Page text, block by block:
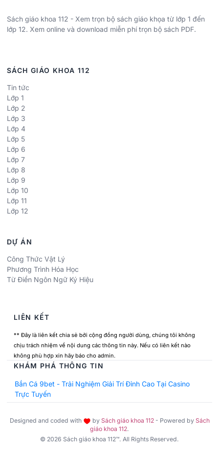
Sách giáo khoa 112 - Xem trọn bộ sách giáo khọa từ lớp 1 đến
lớp 12. Xem online và download miễn phí trọn bộ sách PDF.
SÁCH GIÁO KHOA 112
Tin tức
Lớp 1
Lớp 2
Lớp 3
Lớp 4
Lớp 5
Lớp 6
Lớp 7
Lớp 8
Lớp 9
Lớp 10
Lớp 11
Lớp 12
DỰ ÁN
Công Thức Vật Lý
Phương Trình Hóa Học
Từ Điển Ngôn Ngữ Ký Hiệu
LIÊN KẾT
** Đây là liên kết chia sẻ bởi cộng đồng người dùng, chúng tôi không
chịu trách nhiệm về nội dung các thông tin này. Nếu có liên kết nào
không phù hợp xin hãy báo cho admin.
KHÁM PHÁ THÔNG TIN
Bắn Cá 9bet - Trải Nghiệm Giải Trí Đỉnh Cao Tại Casino
Trực Tuyến
Designed and coded with by Sách giáo khoa 112- Powered by Sách
giáo khoa 112.
© 2026 Sách giáo khoa 112™. All Rights Reserved.